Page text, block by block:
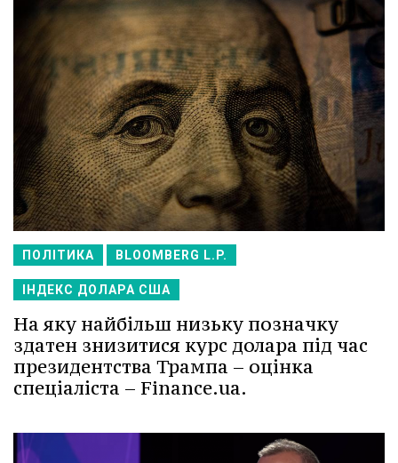
ПОЛІТИКА BLOOMBERG L.P.
ІНДЕКС ДОЛАРА США
На яку найбільш низьку позначку
здатен знизитися курс долара під час
президентства Трампа – оцінка
спеціаліста – Finance.ua.